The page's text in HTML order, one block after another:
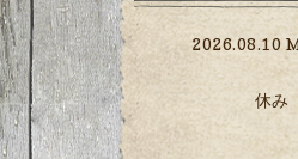
2026.08.10
休み